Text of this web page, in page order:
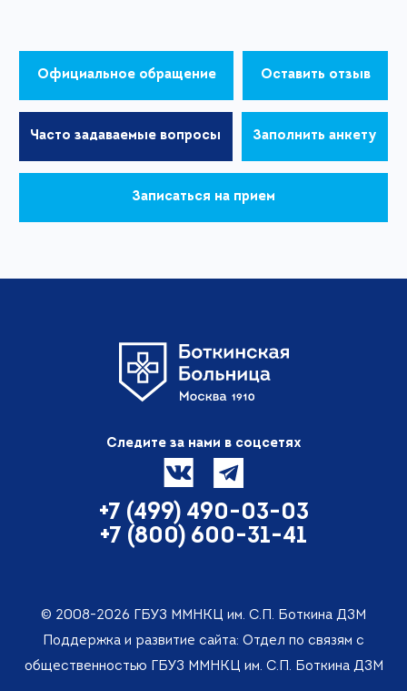
Официальное обращение Оставить отзыв
Часто задаваемые вопросы Заполнить анкету
Записаться на прием
Следите за нами в соцсетях
+7 (499) 490-03-03
+7 (800) 600-31-41
© 2008-2026 ГБУЗ ММНКЦ им. С.П. Боткина ДЗМ
Поддержка и развитие сайта: Отдел по связям с
общественностью ГБУЗ ММНКЦ им. С.П. Боткина ДЗМ